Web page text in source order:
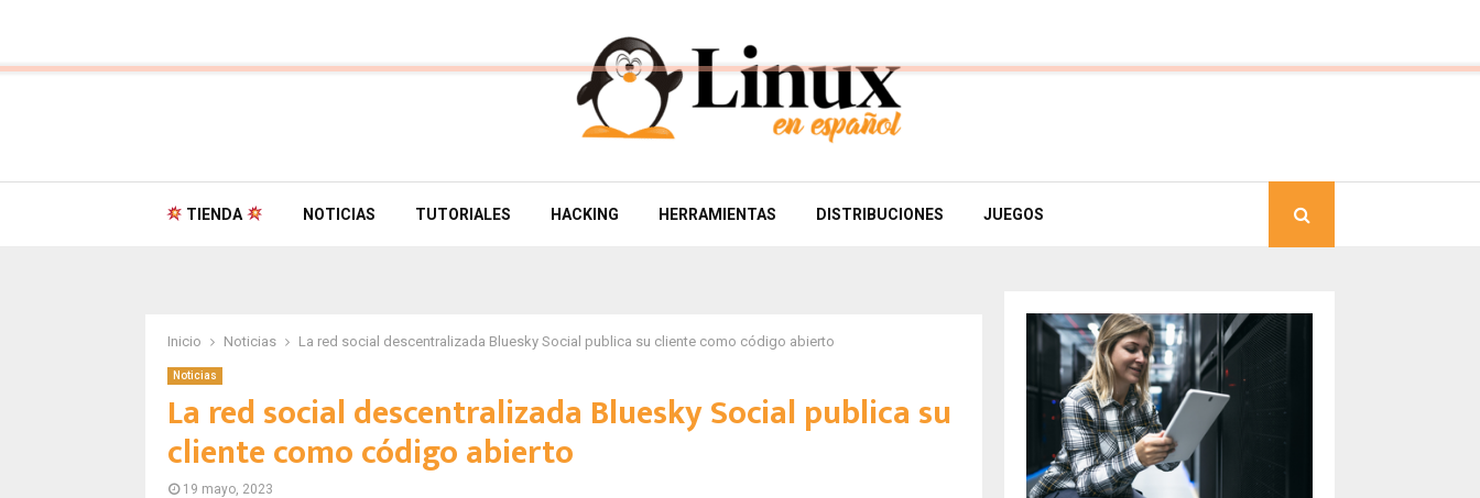
TIENDA NOTICIAS TUTORIALES HACKING HERRAMIENTAS DISTRIBUCIONES JUEGOS
Inicio Noticias La red social descentralizada Bluesky Social publica su cliente como código abierto
Noticias
La red social descentralizada Bluesky Social publica su
cliente como código abierto
19 mayo, 2023